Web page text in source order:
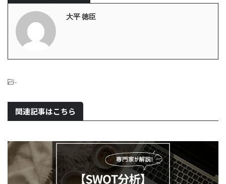
大平 徳臣
-
関連記事はこちら